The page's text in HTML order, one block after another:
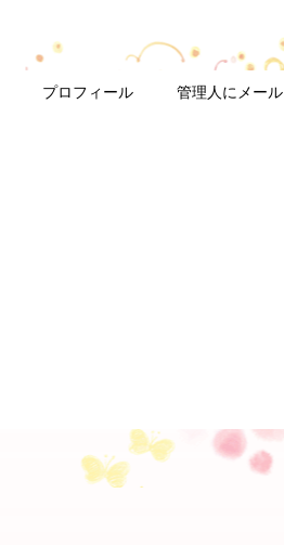
プロフィール 管理人にメール